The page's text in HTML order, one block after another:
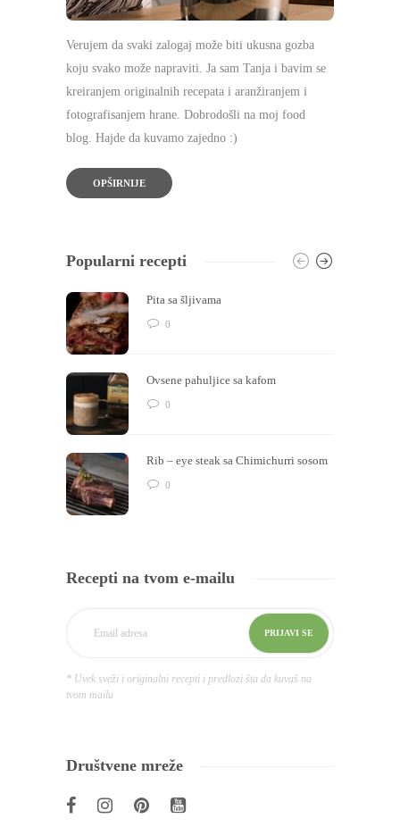
Verujem da svaki zalogaj može biti ukusna gozba
koju svako može napraviti. Ja sam Tanja i bavim se
kreiranjem originalnih recepata i aranžiranjem i
fotografisanjem hrane. Dobrodošli na moj food
blog. Hajde da kuvamo zajedno :)
OPŠIRNIJE
Popularni recepti
Pita sa šljivama
0
Ovsene pahuljice sa kafom
0
Rib – eye steak sa Chimichurri sosom
0
Recepti na tvom e-mailu
* Uvek sveži i originalni recepti i predlozi šta da kuvaš na
tvom mailu
Društvene mreže